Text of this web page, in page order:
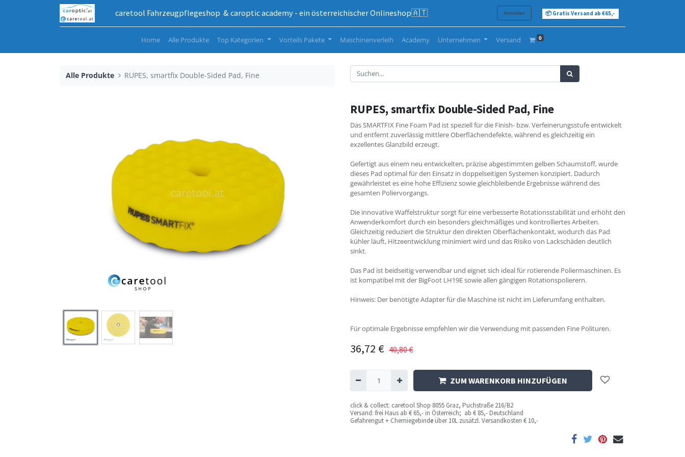
caretool Fahrzeugpflegeshop & caroptic academy - ein österreichischer Onlineshop🇦🇹 Anmelden 📦 Gratis Versand ab €65,-
Home Alle Produkte Top Kategorien Vorteils Pakete Maschinenverleih Academy Unternehmen Versand 0
Alle Produkte RUPES, smartfix Double-Sided Pad, Fine
RUPES, smartfix Double-Sided Pad, Fine
Das SMARTFIX Fine Foam Pad ist speziell für die Finish- bzw. Verfeinerungsstufe entwickelt
und entfernt zuverlässig mittlere Oberflächendefekte, während es gleichzeitig ein
exzellentes Glanzbild erzeugt.
Gefertigt aus einem neu entwickelten, präzise abgestimmten gelben Schaumstoff, wurde
dieses Pad optimal für den Einsatz in doppelseitigen Systemen konzipiert. Dadurch
gewährleistet es eine hohe Effizienz sowie gleichbleibende Ergebnisse während des
gesamten Poliervorgangs.
Die innovative Waffelstruktur sorgt für eine verbesserte Rotationsstabilität und erhöht den
Anwenderkomfort durch ein besonders gleichmäßiges und kontrolliertes Arbeiten.
Gleichzeitig reduziert die Struktur den direkten Oberflächenkontakt, wodurch das Pad
kühler läuft, Hitzeentwicklung minimiert wird und das Risiko von Lackschäden deutlich
sinkt.
Das Pad ist beidseitig verwendbar und eignet sich ideal für rotierende Poliermaschinen. Es
ist kompatibel mit der BigFoot LH19E sowie allen gängigen Rotationspolierern.
Hinweis: Der benötigte Adapter für die Maschine ist nicht im Lieferumfang enthalten.
Für optimale Ergebnisse empfehlen wir die Verwendung mit passenden Fine Polituren.
36,72 € 40,80€
ZUM WARENKORB HINZUFÜGEN
click & collect: caretool Shop 8055 Graz, Puchstraße 216/B2
Versand: frei Haus ab € 65,- in Österreich; ab € 85,- Deutschland
Gefahrengut + Chemiegebinde über 10L zusätzl. Versandkosten € 10,-